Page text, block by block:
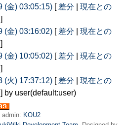
(金) 03:05:15) [ 差分
現在との
]
(金) 03:16:02) [ 差分
現在との
]
(金) 10:05:02) [ 差分
現在との
]
(火) 17:37:12) [ 差分
現在との
] by user(default:user)
admin: KOU2